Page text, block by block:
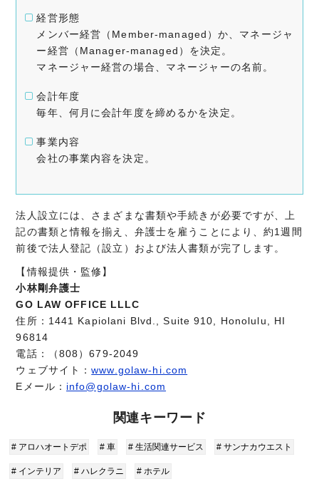
経営形態
メンバー経営（Member-managed）か、マネージャ
ー経営（Manager-managed）を決定。
マネージャー経営の場合、マネージャーの名前。
会計年度
毎年、何月に会計年度を締めるかを決定。
事業内容
会社の事業内容を決定。
法人設立には、さまざまな書類や手続きが必要ですが、上
記の書類と情報を揃え、弁護士を雇うことにより、約1週間
前後で法人登記（設立）および法人書類が完了します。
【情報提供・監修】
小林剛弁護士
GO LAW OFFICE LLLC
住所：1441 Kapiolani Blvd., Suite 910, Honolulu, HI
96814
電話：（808）679-2049
ウェブサイト：www.golaw-hi.com
Eメール： info@golaw-hi.com
関連キーワード
# アロハオートデポ # 車 # 生活関連サービス # サンナカウエスト
# インテリア # ハレクラニ # ホテル